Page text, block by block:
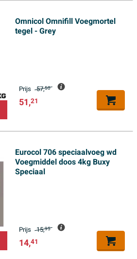
Omnicol Omnifill Voegmortel
tegel - Grey
Prijs 57,50
51,21
Eurocol 706 speciaalvoeg wd
Voegmiddel doos 4kg Buxy
Speciaal
Prijs 15,95
14,41